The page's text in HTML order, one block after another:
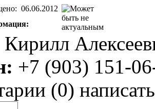
06.06.2012
Кирилл
+7 (903) 151-
(0) написать